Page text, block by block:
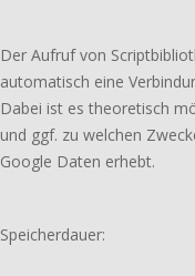
Der Aufruf von
automatisch eine
Dabei ist es theoretisch
und ggf. zu welchen
Google Daten erhebt.
Speicherdauer: